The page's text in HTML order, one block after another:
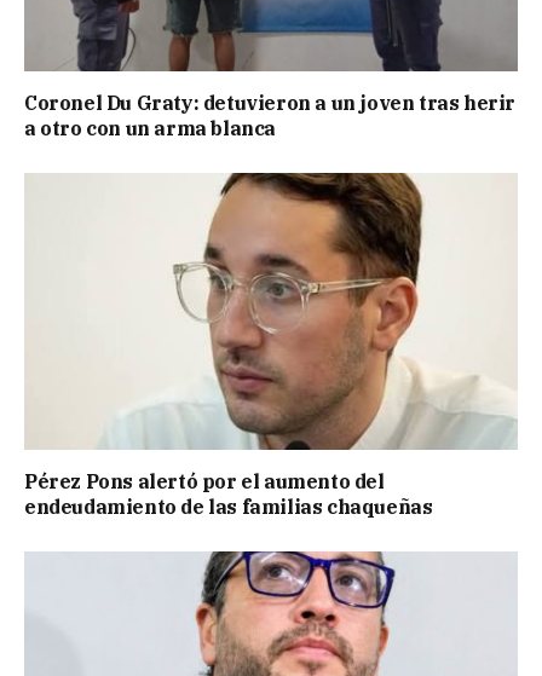
Coronel Du Graty: detuvieron a un joven tras herir
a otro con un arma blanca
Pérez Pons alertó por el aumento del
endeudamiento de las familias chaqueñas